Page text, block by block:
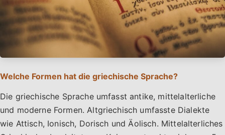
Welche Formen hat die griechische Sprache?
Die griechische Sprache umfasst antike, mittelalterliche
und moderne Formen. Altgriechisch umfasste Dialekte
wie Attisch, Ionisch, Dorisch und Äolisch. Mittelalterliches